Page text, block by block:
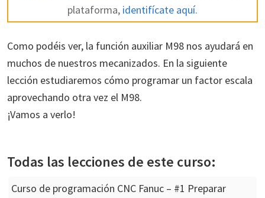
plataforma, identifícate aquí.
Como podéis ver, la función auxiliar M98 nos ayudará en
muchos de nuestros mecanizados. En la siguiente
lección estudiaremos cómo programar un factor escala
aprovechando otra vez el M98.
¡Vamos a verlo!
Todas las lecciones de este curso:
Curso de programación CNC Fanuc – #1 Preparar